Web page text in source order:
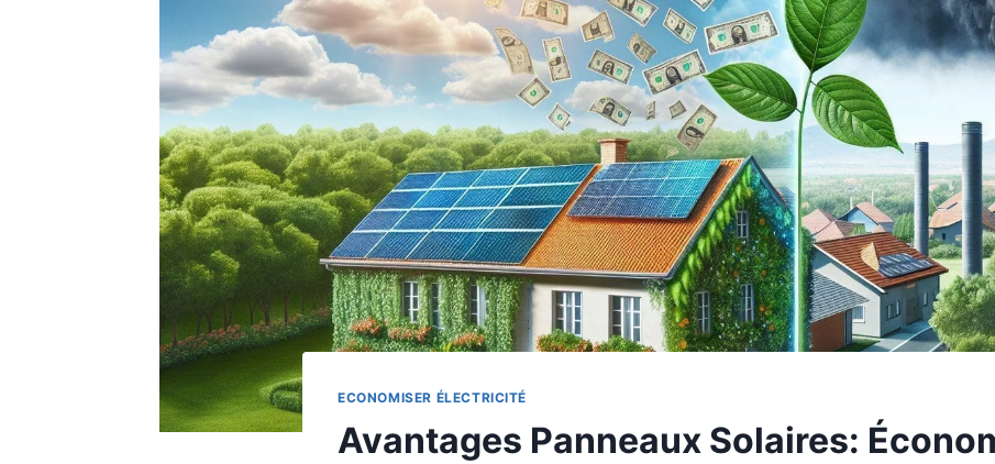
ECONOMISER ÉLECTRICITÉ
Avantages Panneaux Solaires: